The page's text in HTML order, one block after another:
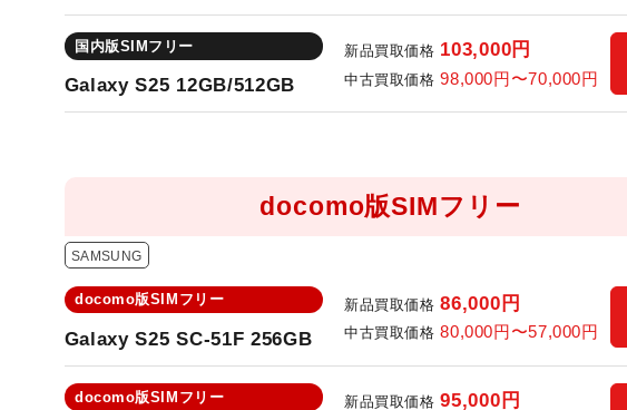
国内版SIMフリー
Galaxy S25 12GB/512GB
新品買取価格 103,000円
中古買取価格 98,000円〜70,000円
docomo版SIMフリー
SAMSUNG
docomo版SIMフリー
Galaxy S25 SC-51F 256GB
新品買取価格 86,000円
中古買取価格 80,000円〜57,000円
docomo版SIMフリー 新品買取価格 95,000円